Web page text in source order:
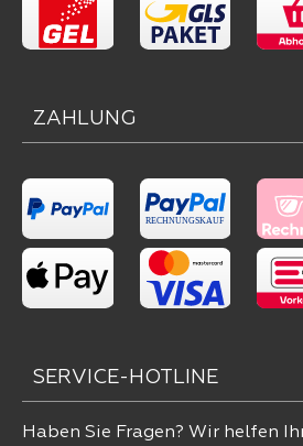
ZAHLUNG
SERVICE-HOTLINE
Haben Sie Fragen? Wir helfen